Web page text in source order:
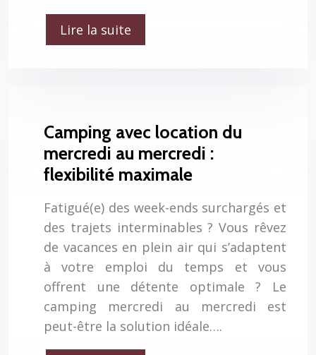
Lire la suite
Camping avec location du
mercredi au mercredi :
flexibilité maximale
Fatigué(e) des week-ends surchargés et
des trajets interminables ? Vous rêvez
de vacances en plein air qui s’adaptent
à votre emploi du temps et vous
offrent une détente optimale ? Le
camping mercredi au mercredi est
peut-être la solution idéale….